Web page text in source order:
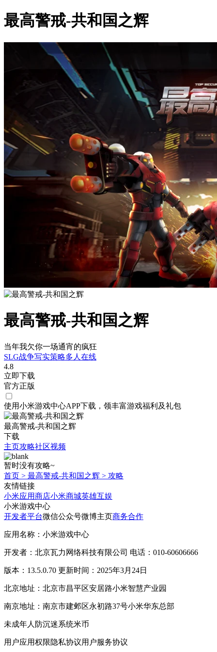
最高警戒-共和国之辉
最高警戒-共和国之辉
当年我欠你一场通宵的疯狂
SLG战争写实策略多人在线
4.8
立即下载
官方正版
使用小米游戏中心APP下载 ，领丰富游戏福利 及礼包
最高警戒-共和国之辉
下载
主页攻略社区视频
暂时没有攻略~
首页 > 最高警戒-共和国之辉 > 攻略
友情链接
小米应用商店小米商城英雄互娱
小米游戏中心
开发者平台微信公众号微博主页商务合作
应用名称：小米游戏中心
开发者：北京瓦力网络科技有限公司 电话：010-60606666
版本：13.5.0.70 更新时间：2025年3月24日
北京地址：北京市昌平区安居路小米智慧产业园
南京地址：南京市建邺区永初路37号小米华东总部
未成年人防沉迷系统米币
用户应用权限隐私协议用户服务协议